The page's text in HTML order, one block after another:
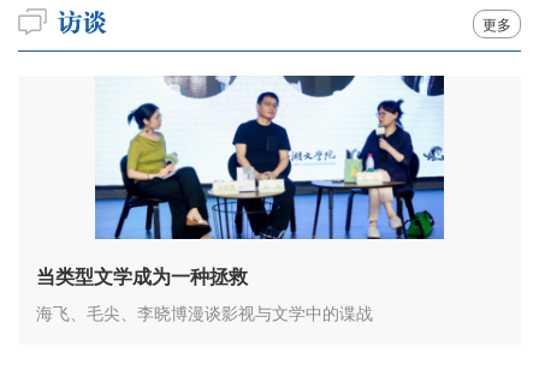
更多
当类型文学成为一种拯救
海飞、毛尖、李晓博漫谈影视与文学中的谍战